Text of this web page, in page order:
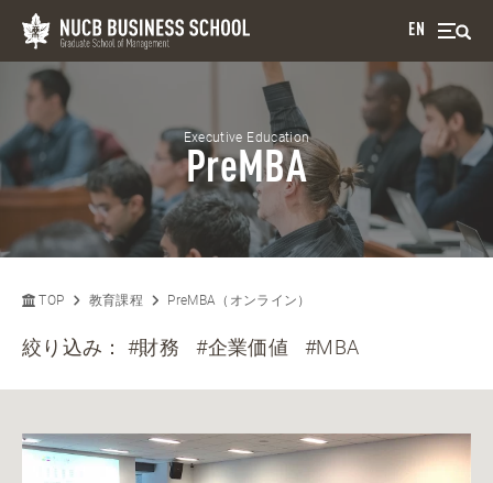
EN
Executive Education
PreMBA
TOP 教育課程 PreMBA（オンライン）
絞り込み：#財務 #企業価値 #MBA